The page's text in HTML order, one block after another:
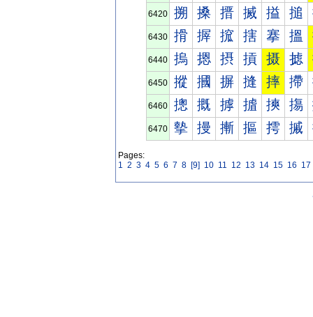
6420 搠 搡 搢 搣 搤 搥
6430 搰 搱 搲 搳 搴 搵
6440 摀 摁 摂 摃 摄 摅
6450 摐 摑 摒 摓 摔 摕
6460 摠 摡 摢 摣 摤 摥
6470 摰 摱 摲 摳 摴 摵
Pages:
1 2 3 4 5 6 7 8 [9] 10 11 12 13 14 15 16 17